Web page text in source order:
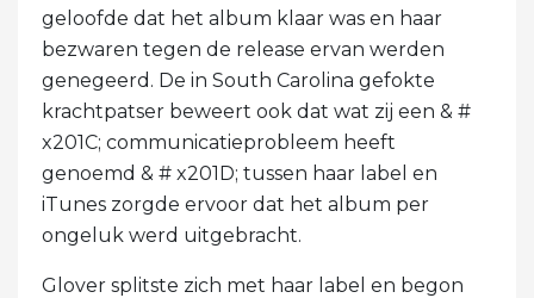
geloofde dat het album klaar was en haar
bezwaren tegen de release ervan werden
genegeerd. De in South Carolina gefokte
krachtpatser beweert ook dat wat zij een & #
x201C; communicatieprobleem heeft
genoemd & # x201D; tussen haar label en
iTunes zorgde ervoor dat het album per
ongeluk werd uitgebracht.
Glover splitste zich met haar label en begon